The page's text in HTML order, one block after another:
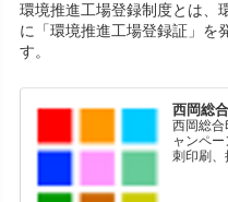
環境推進工場登録制度とは、
に「環境推進工場登録証」を
す。
西岡総
西岡総
ャンペ
刺印刷